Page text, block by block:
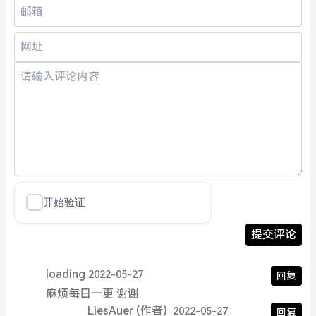
提交评论
loading 2022-05-27 回复
麻烦每日一更 谢谢
LiesAuer (作者) 2022-05-27 回复